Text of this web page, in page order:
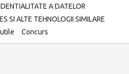
A DATELOR
SI ALTE TEHNOLOGII SIMILARE
Concurs